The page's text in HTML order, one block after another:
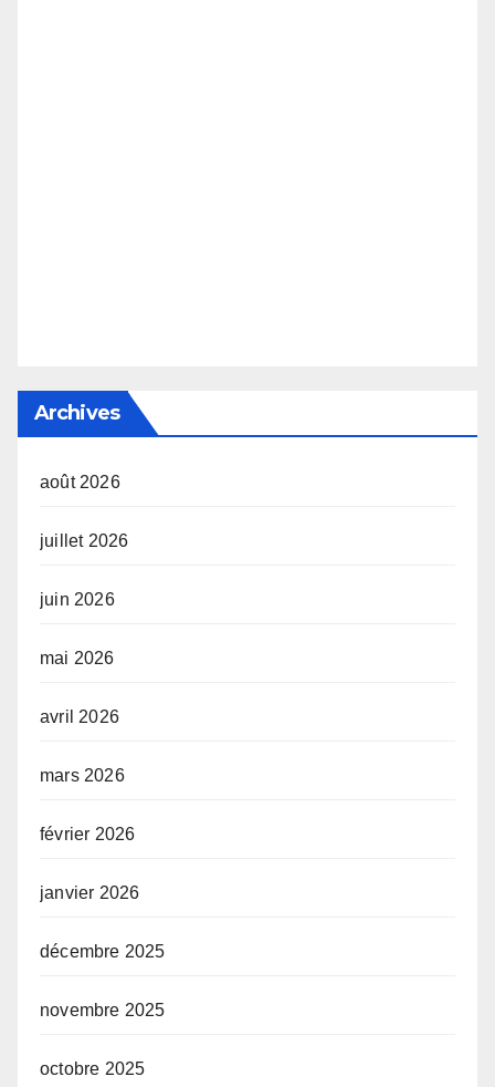
Archives
août 2026
juillet 2026
juin 2026
mai 2026
avril 2026
mars 2026
février 2026
janvier 2026
décembre 2025
novembre 2025
octobre 2025